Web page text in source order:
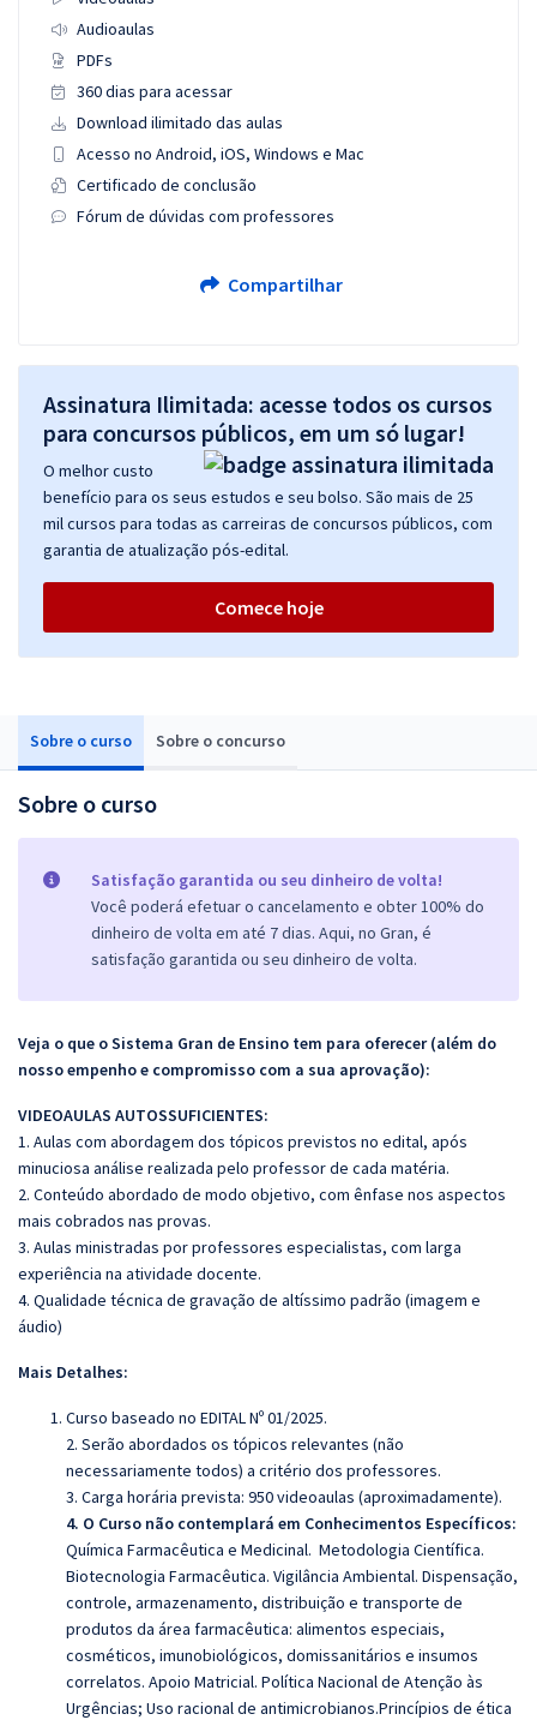
Sobre o curso Sobre o concurso
Sobre o curso
Satisfação garantida ou seu dinheiro de volta!
Você poderá efetuar o cancelamento e obter 100% do
dinheiro de volta em até 7 dias. Aqui, no Gran, é
satisfação garantida ou seu dinheiro de volta.
Veja o que o Sistema Gran de Ensino tem para oferecer (além do
nosso empenho e compromisso com a sua aprovação):
VIDEOAULAS AUTOSSUFICIENTES:
1. Aulas com abordagem dos tópicos previstos no edital, após
minuciosa análise realizada pelo professor de cada matéria.
2. Conteúdo abordado de modo objetivo, com ênfase nos aspectos
mais cobrados nas provas.
3. Aulas ministradas por professores especialistas, com larga
experiência na atividade docente.
4. Qualidade técnica de gravação de altíssimo padrão (imagem e
áudio)
Mais Detalhes:
Curso baseado no EDITAL Nº 01/2025.
2. Serão abordados os tópicos relevantes (não
necessariamente todos) a critério dos professores.
3. Carga horária prevista: 950 videoaulas (aproximadamente).
4. O Curso não contemplará em Conhecimentos Específicos:
Química Farmacêutica e Medicinal. Metodologia Científica.
Biotecnologia Farmacêutica. Vigilância Ambiental. Dispensação,
controle, armazenamento, distribuição e transporte de
produtos da área farmacêutica: alimentos especiais,
cosméticos, imunobiológicos, domissanitários e insumos
correlatos. Apoio Matricial. Política Nacional de Atenção às
Urgências; Uso racional de antimicrobianos.Princípios de ética
Audioaulas
PDFs
360 dias para acessar
Download ilimitado das aulas
Acesso no Android, iOS, Windows e Mac
Certificado de conclusão
Fórum de dúvidas com professores
Compartilhar
Assinatura Ilimitada: acesse todos os cursos
para concursos públicos, em um só lugar!
O melhor custo
benefício para os seus estudos e seu bolso. São mais de 25
mil cursos para todas as carreiras de concursos públicos, com
garantia de atualização pós-edital.
Comece hoje